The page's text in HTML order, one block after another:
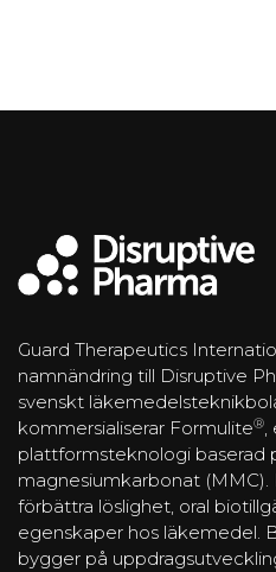
Guard Therapeutics
namnändring till Disruptive
svenskt
kommersialiserar Formulite®,
plattformsteknologi baserad
magnesiumkarbonat
förbättra löslighet, oral
egenskaper hos läkemedel.
bygger på